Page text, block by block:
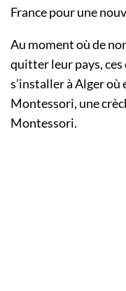
France pour une
Au moment où de
quitter leur pays,
s’installer à Alger
Montessori, une
Montessori.